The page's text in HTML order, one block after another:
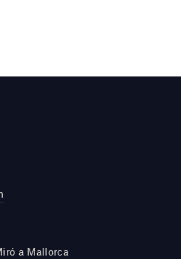
a Mallorca